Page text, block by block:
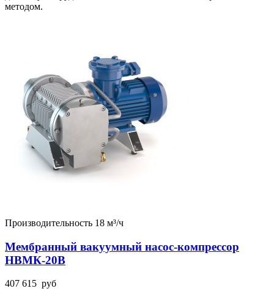
методом.
Производительность 18 м³/ч
Мембранный вакуумный насос-компрессор
НВМК-20В
407 615 руб